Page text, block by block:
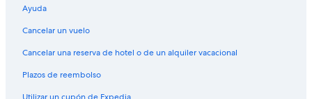
Ayuda
Cancelar un vuelo
Cancelar una reserva de hotel o de un alquiler vacacional
Plazos de reembolso